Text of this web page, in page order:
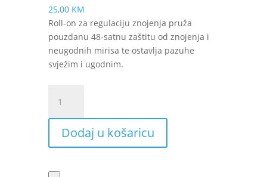
25,00 KM
Roll-on za regulaciju znojenja pruža
pouzdanu 48-satnu zaštitu od znojenja i
neugodnih mirisa te ostavlja pazuhe
svježim i ugodnim.
Dezodorans
za
regulaciju
znojenja
50
Dodaj u košaricu